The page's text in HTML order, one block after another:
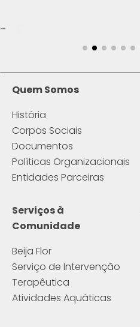
Quem Somos
História
Corpos Sociais
Documentos
Políticas Organizacionais
Entidades Parceiras
Serviços à
Comunidade
Beija Flor
Serviço de Intervenção
Terapêutica
Atividades Aquáticas